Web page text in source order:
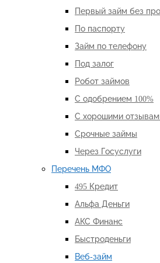
Первый займ без
По паспорту
Займ по телефону
Под залог
Робот займов
С одобрением 100%
С хорошими
Срочные займы
Через Госуслуги
Перечень МФО
495 Кредит
Альфа Деньги
АКС Финанс
Быстроденьги
Веб-займ